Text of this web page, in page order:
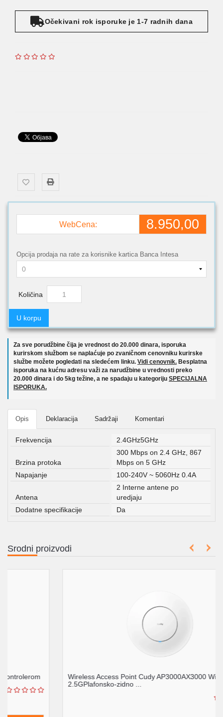
Očekivani rok isporuke je 1-7 radnih dana
WebCena: 8.950,00
Opcija prodaja na rate za korisnike kartica Banca Intesa
Količina
U korpu
Za sve porudžbine čija je vrednost do 20.000 dinara, isporuka
kurirskom službom se naplaćuje po zvaničnom cenovniku kurirske
službe možete pogledati na sledećem linku. Vidi cenovnik. Besplatna
isporuka na kućnu adresu važi za narudžbine u vrednosti preko
20.000 dinara i do 5kg težine, a ne spadaju u kategoriju SPECIJALNA
ISPORUKA.
Opis Deklaracija Sadržaji Komentari
Frekvencija 2.4GHz5GHz
Brzina protoka
300 Mbps on 2.4 GHz, 867
Mbps on 5 GHz
Napajanje
100-240V ~ 5060Hz 0.4A
Antena
2 Interne antene po
uredjaju
Dodatne specifikacije
Da
Srodni proizvodi
Wireless Access Point Cudy AP3000AX3000 WiFI 6
2.5GPlafonsko-zidno ...